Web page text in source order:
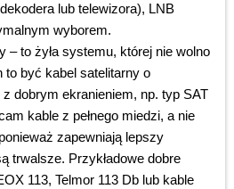
lub telewizora), LNB
wyborem.
– to żyła systemu, której nie wolno
to być kabel satelitarny o
dobrym ekranieniem, np. typ SAT
kable z pełnego miedzi, a nie
zapewniają lepszy
trwalsze. Przykładowe dobre
113, Telmor 113 Db lub kable